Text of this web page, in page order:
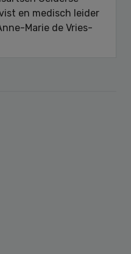
en medisch leider
Marie de Vries-